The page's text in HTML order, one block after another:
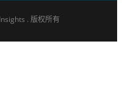
. 版权所有